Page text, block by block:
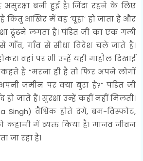
बनी हुई है। जिंदा रहने के लिए
किंतु आखिर में वह ‘चूहा’ हो जाता है और
ढूंढने लगता है। पंडित जी का एक गली
गाँव, गाँव से सीधा विदेश चले जाते हैं।
वहां पर भी उन्हें यही माहौल दिखाई
हैं “मरना ही है तो फिर अपने लोगों
जमीन पर क्या बुरा है?” पंडित जी
जाते हैं। सुरक्षा उन्हें कहीं नहीं मिलती।
Singh) वैश्विक होते दंगे, बम-विस्फोट,
में व्यक्त किया है। मानव जीवन
जा रहा है।